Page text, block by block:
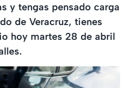
y tengas pensado carga
de Veracruz, tienes
hoy martes 28 de abril